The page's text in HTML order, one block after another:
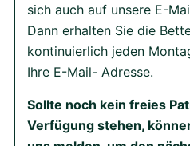
sich auch auf unsere E-
Dann erhalten Sie die
kontinuierlich jeden
Ihre E-Mail- Adresse.
Sollte noch kein freies
Verfügung stehen,